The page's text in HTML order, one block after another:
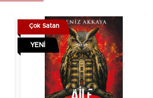
Çok Satan
YENI